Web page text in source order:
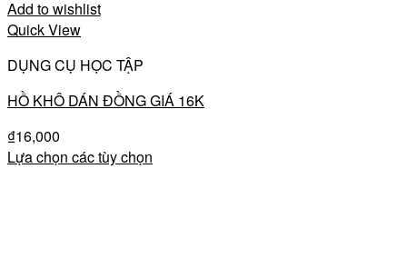
Add to wishlist
Quick View
DỤNG CỤ HỌC TẬP
HỒ KHÔ DÁN ĐỒNG GIÁ 16K
₫16,000
Lựa chọn các tùy chọn